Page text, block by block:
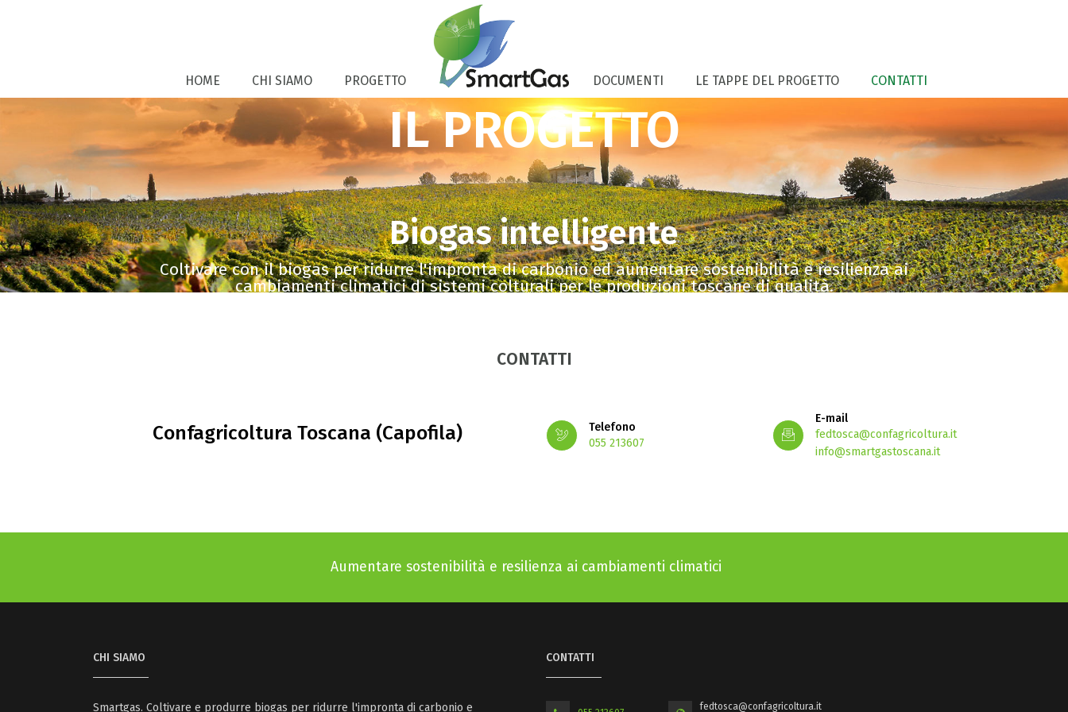
HOME CHI SIAMO PROGETTO DOCUMENTI LE TAPPE DEL PROGETTO CONTATTI
IL PROGETTO
Biogas intelligente
Coltivare con il biogas per ridurre l'impronta di carbonio ed aumentare sostenibilità e resilienza ai
cambiamenti climatici di sistemi colturali per le produzioni toscane di qualità.
CONTATTI
Confagricoltura Toscana (Capofila)
Telefono
055 213607
E-mail
fedtosca@confagricoltura.it
info@smartgastoscana.it
Aumentare sostenibilità e resilienza ai cambiamenti climatici
CHI SIAMO
Smartgas. Coltivare e produrre biogas per ridurre l'impronta di carbonio e
CONTATTI
fedtosca@confagricoltura.it